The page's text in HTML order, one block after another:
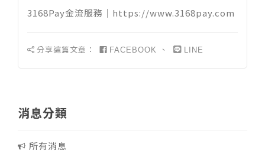
3168Pay金流服務｜ https://www.3168pay.com
分享這篇文章： FACEBOOK 、 LINE
消息分類
所有消息